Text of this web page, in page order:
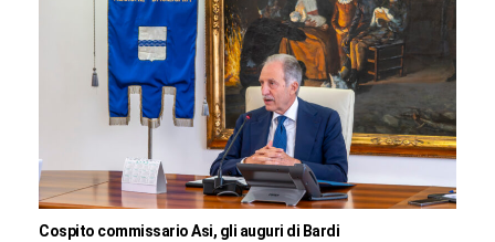
Cospito commissario Asi, gli auguri di Bardi